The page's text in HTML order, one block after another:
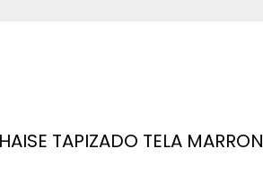
TAPIZADO TELA MARRON